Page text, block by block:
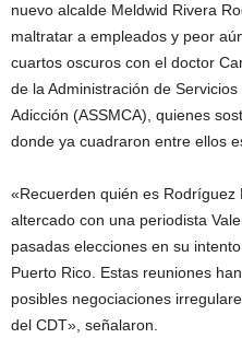
nuevo alcalde Meldwid Rivera
maltratar a empleados y peor
cuartos oscuros con el doctor
de la Administración de
Adicción (ASSMCA), quienes
donde ya cuadraron entre ellos
«Recuerden quién es
altercado con una periodista
pasadas elecciones en su
Puerto Rico. Estas reuniones
posibles negociaciones
del CDT», señalaron.